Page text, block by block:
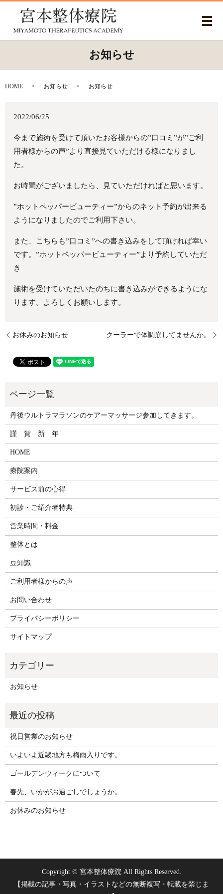
メ
お知らせ
HOME お知らせ お知らせ
2022/06/25
今まで施術を受けて頂いたお客様からの”口コミ”が”ご利
用者様からの声”より直接見ていただける様になりまし
た。
お時間がございましたら、見ていただければと思います。
”ホットペッパービューティー”からのネット予約が出来る
ようになりましたのでご利用下さい。
また、こちらも”口コミ”への書き込みをして頂ければ幸い
です。”ホットペッパービューティー”より予約していただ
き
施術を受けていただいたのちに書き込みができるようにな
ります。よろしくお願いします。
お休みのお知らせ クーラーで体調崩してませんか。
丹後ウルトラマラソンのケアーマッサージ参加してきます。
謹 賀 新 年
HOME
療院案内
サービス前の心得
初診・ご紹介者特典
営業時間・料金
整体とは
豆知識
ご利用者様からの声
お問い合わせ
プライバシーポリシー
サイトマップ
お知らせ
祝日営業のお知らせ
いよいよ近畿地方も梅雨入りです。
ゴールデンウィークについて
春先、いかがお過ごしでしょうか。
お休みのお知らせ
Copyright © 宮本整体療院 All Rights Reserved.
【掲載の記事・写真・イラストなどの無断複写・転載を禁じま